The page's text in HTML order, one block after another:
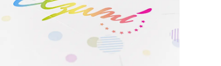
プリントサンプル
在庫管理